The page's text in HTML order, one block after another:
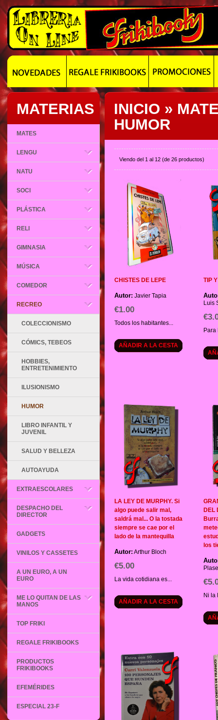
MATERIAS
MATES
LENGU
NATU
SOCI
PLÁSTICA
RELI
GIMNASIA
MÚSICA
COMEDOR
RECREO
COLECCIONISMO
CÓMICS, TEBEOS
HOBBIES,
ENTRETENIMIENTO
ILUSIONISMO
HUMOR
LIBRO INFANTIL Y
JUVENIL
SALUD Y BELLEZA
AUTOAYUDA
EXTRAESCOLARES
DESPACHO DEL
DIRECTOR
GADGETS
VINILOS Y CASSETES
A UN EURO, A UN
EURO
ME LO QUITAN DE LAS
MANOS
TOP FRIKI
REGALE FRIKIBOOKS
PRODUCTOS
FRIKIBOOKS
EFEMÉRIDES
ESPECIAL 23-F
INICIO »
HUMOR
Viendo del 1 al 12 (de 26 productos)
CHISTES DE LEPE
Autor: Javier Tapia
€1.00
Todos los habitantes...
AÑADIR A LA CESTA
TIP
Luis
Para
LA LEY DE MURPHY. Si
algo puede salir mal,
saldrá mal... O la tostada
siempre se cae por el
lado de la mantequilla
Autor: Arthur Bloch
€5.00
La vida cotidiana es...
AÑADIR A LA CESTA
DEL
los
Ni la